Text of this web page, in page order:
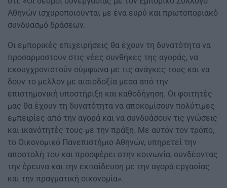
Αθηνών ισχυροποιούνται με ένα ευρύ και πρωτοποριακό
συνδυασμό δράσεων.
Οι εμπορικές επιχειρήσεις θα έχουν τη δυνατότητα να
προσαρμοστούν στις νέες συνθήκες της αγοράς, να
εκσυγχρονιστούν σύμφωνα με τις ανάγκες τους και να
δουν το μέλλον με αισιοδοξία μέσα από την
επιστημονική υποστήριξη και καθοδήγηση. Οι φοιτητές
μας θα έχουν τη δυνατότητα να αποκομίσουν πολύτιμες
εμπειρίες από την αγορά και να συνδυάσουν τις γνώσεις
και ικανότητές τους με την πράξη. Με αυτόν τον τρόπο,
το Οικονομικό Πανεπιστήμιο Αθηνών, υπηρετεί την
αποστολή του και προσφέρει στην κοινωνία, συνδέοντας
την έρευνα και την εκπαίδευση με την αγορά εργασίας
και την πραγματική οικονομία».